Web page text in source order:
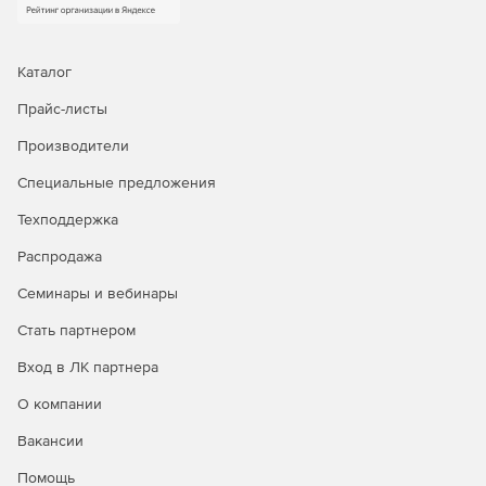
пользователей; определять ответственность за
учетных записях в домене; просматривать отчеты о
и экспортировать данные в желаемый формат.
Мгновенные оповещения об изменениях в Active
Directory по электронной почте. Идентификация
мгновенного оповещения административной службы
актуальности и важности позволяют избежать
нежелательных событий.
Аудит всех элементов среды Microsoft Server.
среде Microsoft Server обеспечивает безопасность и
защищенность корпоративной среды в целом.
Создание отчетов о результатах аудита каталога
Каталог
Прайс-листы
Производители
Специальные предложения
Техподдержка
Распродажа
Семинары и вебинары
Стать партнером
Вход в ЛК партнера
О компании
Вакансии
Помощь